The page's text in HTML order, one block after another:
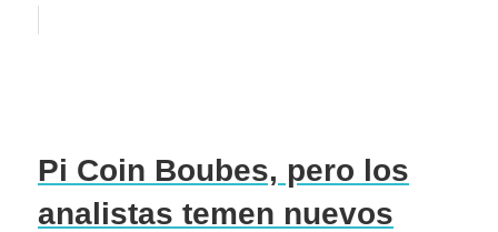
Pi Coin Boubes, pero los
analistas temen nuevos